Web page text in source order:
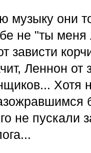
музыку они
не "ты
зависти
Леннон от
Хотя
не пускали